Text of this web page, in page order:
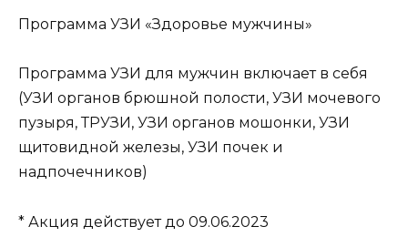
Программа УЗИ «Здоровье мужчины»
Программа УЗИ для мужчин включает в себя
(УЗИ органов брюшной полости, УЗИ мочевого
пузыря, ТРУЗИ, УЗИ органов мошонки, УЗИ
щитовидной железы, УЗИ почек и
надпочечников)
* Акция действует до 09.06.2023